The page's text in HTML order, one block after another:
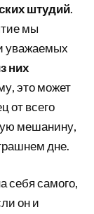
штудий.
мы
уважаемых
них
это может
от всего
мешанину,
дне.
себя самого,
он и